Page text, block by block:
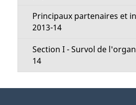
Principaux partenaires et
2013-14
Section I - Survol de
14